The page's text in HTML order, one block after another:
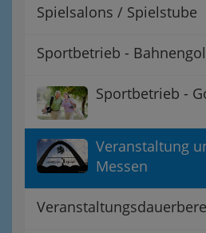
Spielsalons / Spielstube
Sportbetrieb -
Sportbetrieb -
Veranstaltung
Messen